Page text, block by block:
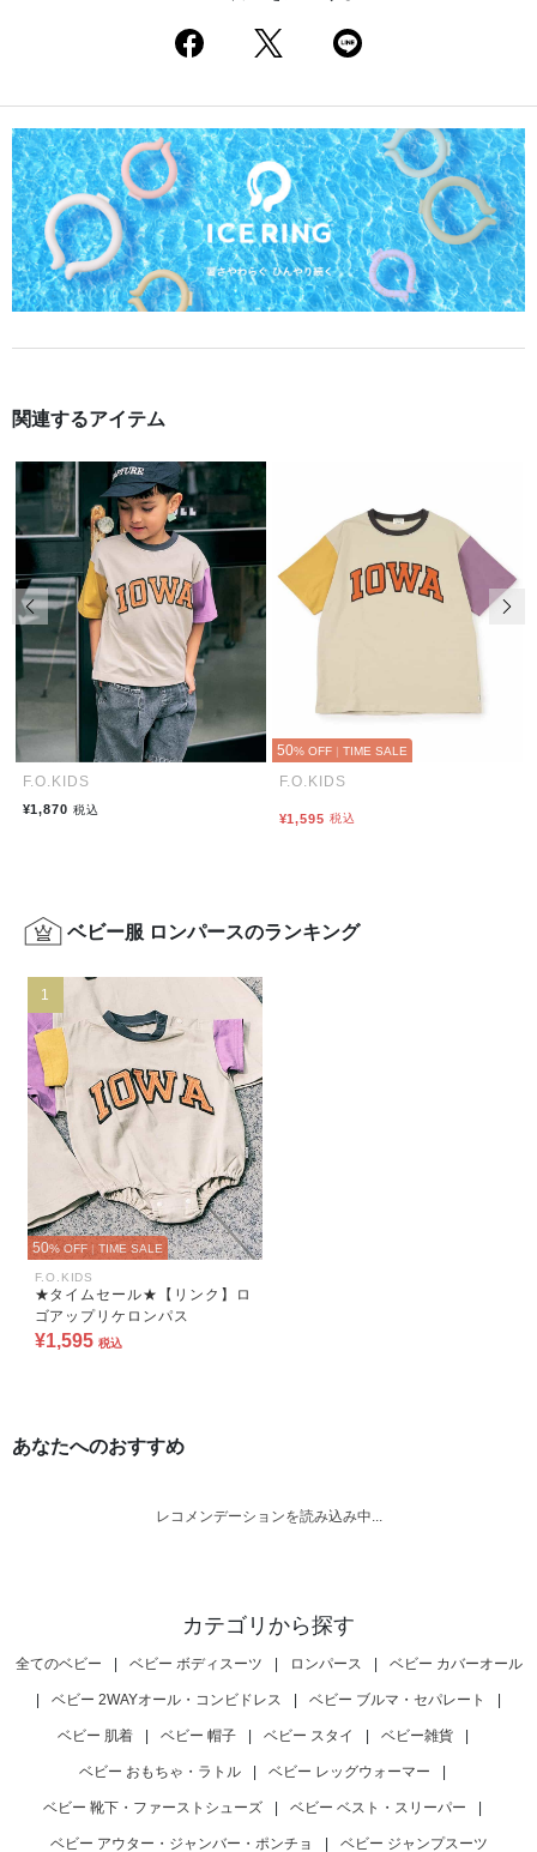
関連するアイテム
F.O.KIDS
¥1,870税込
50% OFF | TIME SALE
F.O.KIDS
¥1,595 税込
前の画像 次
ベビー服 ロンパースのランキング
1
50% OFF | TIME SALE
F.O.KIDS
★タイムセール★【リンク】ロ
ゴアップリケロンパス
¥1,595 税込
あなたへのおすすめ
レコメンデーションを読み込み中...
カテゴリから探す
全てのベビー | ベビー ボディスーツ | ロンパース | ベビー カバーオール
| ベビー 2WAYオール・コンビドレス | ベビー ブルマ・セパレート |
ベビー 肌着 | ベビー 帽子 | ベビー スタイ | ベビー雑貨 |
ベビー おもちゃ・ラトル | ベビー レッグウォーマー |
ベビー 靴下・ファーストシューズ | ベビー ベスト・スリーパー |
ベビー アウター・ジャンバー・ポンチョ | ベビー ジャンプスーツ